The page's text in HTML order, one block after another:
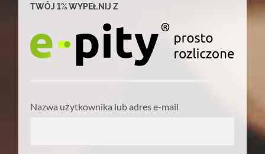
TWÓJ 1% WYPEŁNIJ Z
Nazwa użytkownika lub adres e-mail